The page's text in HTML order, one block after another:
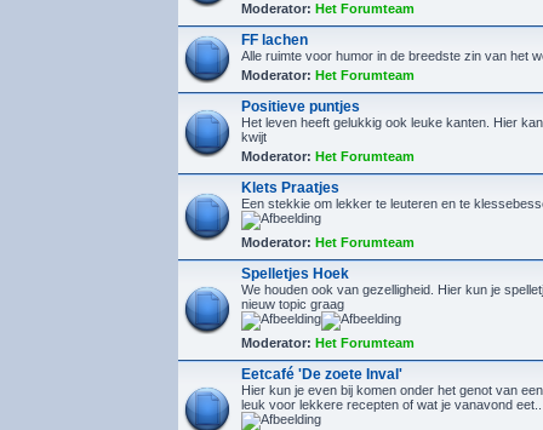
Moderator: Het Forumteam
FF lachen
Alle ruimte voor humor in de breedste zin van het
Moderator: Het Forumteam
Positieve puntjes
Het leven heeft gelukkig ook leuke kanten. Hier
kwijt
Moderator: Het Forumteam
Klets Praatjes
Een stekkie om lekker te leuteren en te
Moderator: Het Forumteam
Spelletjes Hoek
We houden ook van gezelligheid. Hier kun je
nieuw topic graag
Moderator: Het Forumteam
Eetcafé 'De zoete Inval'
Hier kun je even bij komen onder het genot van
leuk voor lekkere recepten of wat je vanavond